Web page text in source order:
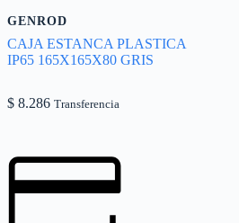
GENROD
CAJA ESTANCA PLASTICA
IP65 165X165X80 GRIS
$ 8.286 Transferencia